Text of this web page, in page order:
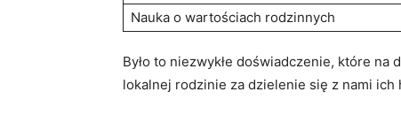
Nauka ‌o wartościach rodzinnych
Było to niezwykłe doświadczenie, które
lokalnej rodzinie za ⁤dzielenie się z nami